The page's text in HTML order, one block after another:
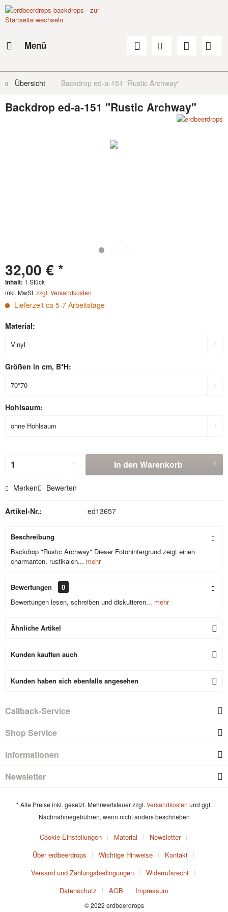
Menü
Übersicht Backdrop ed-a-151 "Rustic Archway"
Backdrop ed-a-151 "Rustic Archway"
32,00 € *
Inhalt: 1 Stück
inkl. MwSt. zzgl. Versandkosten
Lieferzeit ca 5-7 Arbeitstage
Material:
Größen in cm, B*H:
Hohlsaum:
In den Warenkorb
Merken Bewerten
Artikel-Nr.: ed13657
Beschreibung
Backdrop "Rustic Archway" Dieser Fotohintergrund zeigt einen
charmanten, rustikalen... mehr
Bewertungen
0
Bewertungen lesen, schreiben und diskutieren... mehr
Ähnliche Artikel
Kunden kauften auch
Kunden haben sich ebenfalls angesehen
Callback-Service
Shop Service
Informationen
Newsletter
* Alle Preise inkl. gesetzl. Mehrwertsteuer zzgl. Versandkosten und ggf.
Nachnahmegebühren, wenn nicht anders beschrieben
Cookie-Einstellungen Material
Newsletter
Über erdbeerdrops
Wichtige Hinweise
Kontakt
Versand und Zahlungsbedingungen
Widerrufsrecht
Datenschutz
AGB Impressum
© 2022 erdbeerdrops